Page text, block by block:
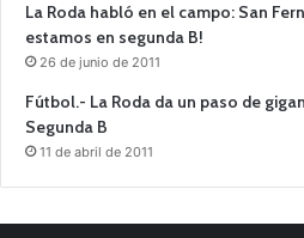
La Roda habló en el campo: San
estamos en segunda B!
26 de junio de 2011
Fútbol.- La Roda da un paso de
Segunda B
11 de abril de 2011